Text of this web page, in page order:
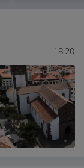
18:20